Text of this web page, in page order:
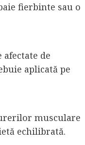
fierbinte sau o
de
aplicată pe
musculare
echilibrată.